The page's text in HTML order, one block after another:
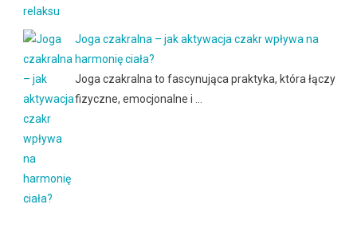
Joga czakralna – jak aktywacja czakr wpływa na
harmonię ciała?
Joga czakralna to fascynująca praktyka, która łączy
fizyczne, emocjonalne i …